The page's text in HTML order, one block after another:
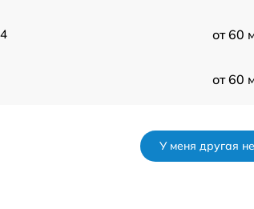
от 60
от 60
У меня другая